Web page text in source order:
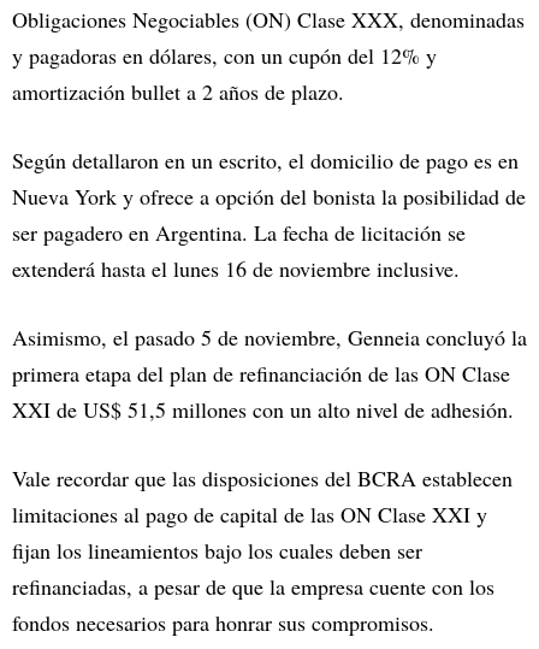
Obligaciones Negociables (ON) Clase XXX, denominadas
y pagadoras en dólares, con un cupón del 12% y
amortización bullet a 2 años de plazo.
Según detallaron en un escrito, el domicilio de pago es en
Nueva York y ofrece a opción del bonista la posibilidad de
ser pagadero en Argentina. La fecha de licitación se
extenderá hasta el lunes 16 de noviembre inclusive.
Asimismo, el pasado 5 de noviembre, Genneia concluyó la
primera etapa del plan de refinanciación de las ON Clase
XXI de US$ 51,5 millones con un alto nivel de adhesión.
Vale recordar que las disposiciones del BCRA establecen
limitaciones al pago de capital de las ON Clase XXI y
fijan los lineamientos bajo los cuales deben ser
refinanciadas, a pesar de que la empresa cuente con los
fondos necesarios para honrar sus compromisos.